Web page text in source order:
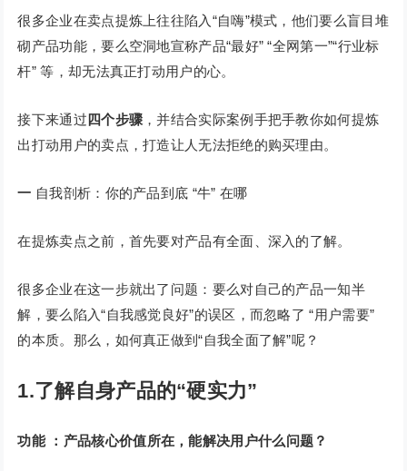
很多企业在卖点提炼上往往陷入“自嗨”模式，他们要么盲目堆
砌产品功能，要么空洞地宣称产品“最好” “全网第一”“行业标
杆” 等，却无法真正打动用户的心。
接下来通过四个步骤 ，并结合实际案例手把手教你如何提炼
出打动用户的卖点，打造让人无法拒绝的购买理由。
一 自我剖析：你的产品到底 “牛” 在哪
在提炼卖点之前，首先要对产品有全面、深入的了解。
很多企业在这一步就出了问题：要么对自己的产品一知半
解，要么陷入“自我感觉良好”的误区，而忽略了 “用户需要”
的本质。那么，如何真正做到“自我全面了解”呢？
1.了解自身产品的“硬实力”
功能： 产品核心价值所在，能解决用户什么问题？